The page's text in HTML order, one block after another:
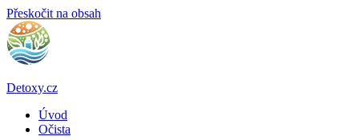
Přeskočit na obsah
Detoxy.cz
Úvod
Očista